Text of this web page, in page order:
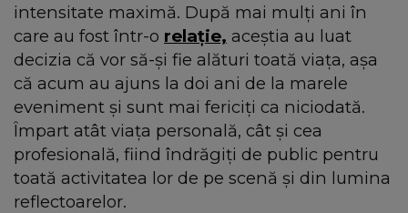
intensitate maximă. După mai mulți ani în
care au fost într-o relație, aceștia au luat
decizia că vor să-și fie alături toată viața, așa
că acum au ajuns la doi ani de la marele
eveniment și sunt mai fericiți ca niciodată.
Împart atât viața personală, cât și cea
profesională, fiind îndrăgiți de public pentru
toată activitatea lor de pe scenă și din lumina
reflectoarelor.